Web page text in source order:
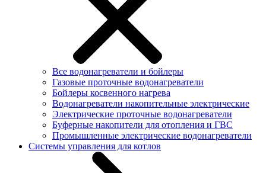
Все водонагреватели и бойлеры
Газовые проточные водонагреватели
Бойлеры косвенного нагрева
Водонагреватели накопительные электрические
Электрические проточные водонагреватели
Буферные накопители для отопления и ГВС
Промышленные электрические водонагреватели
Системы управления для котлов